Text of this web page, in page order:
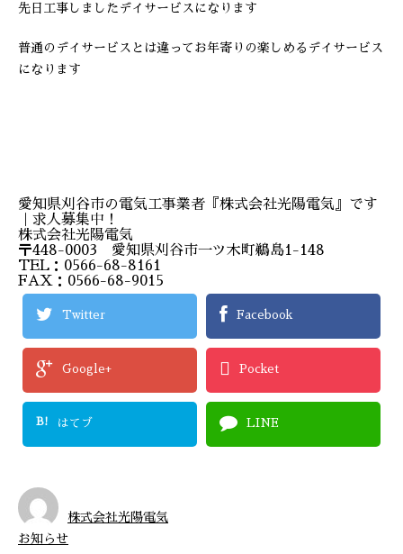
先日工事しましたデイサービスになります
普通のデイサービスとは違ってお年寄りの楽しめるデイサービス
になります
愛知県刈谷市の電気工事業者『株式会社光陽電気』です
｜求人募集中！
株式会社光陽電気
〒448-0003 愛知県刈谷市一ツ木町鵜島1-148
TEL：0566-68-8161
FAX：0566-68-9015
Twitter Facebook
Google+ Pocket
B! はてブ LINE
株式会社光陽電気
お知らせ